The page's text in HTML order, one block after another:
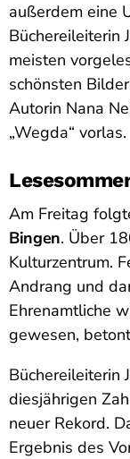
außerdem eine
Büchereileiterin
meisten
schönsten
Autorin Nana
„Wegda“ vorlas.
Am Freitag
Bingen. Über
Kulturzentrum.
Andrang und
Ehrenamtliche
gewesen,
Büchereileiterin
diesjährigen
neuer Rekord.
Ergebnis des